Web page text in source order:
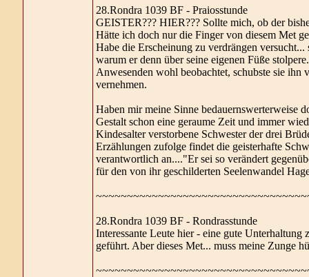
28.Rondra 1039 BF - Praiosstunde
GEISTER??? HIER??? Sollte mich, ob der
Hätte ich doch nur die Finger von diesem Met
Habe die Erscheinung zu verdrängen
warum er denn über seine eigenen Füße
Anwesenden wohl beobachtet, schubste sie
vernehmen.
Haben mir meine Sinne bedauernswerterweise
Gestalt schon eine geraume Zeit und immer
Kindesalter verstorbene Schwester der drei
Erzählungen zufolge findet die geisterhafte
verantwortlich an...."Er sei so verändert
für den von ihr geschilderten Seelenwandel
28.Rondra 1039 BF - Rondrasstunde
Interessante Leute hier - eine gute
geführt. Aber dieses Met... muss meine Zunge